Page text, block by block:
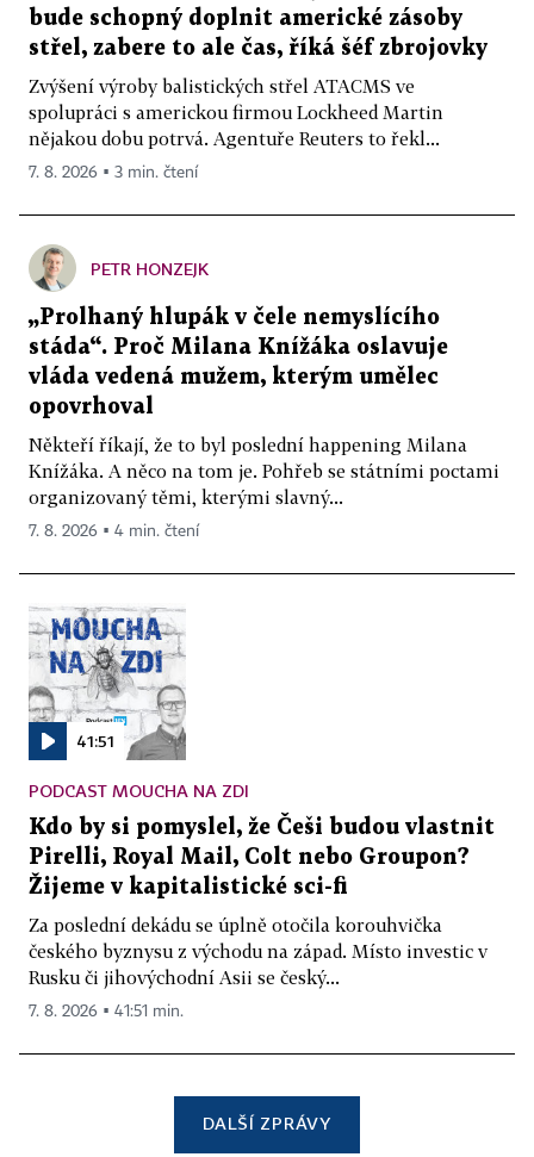
bude schopný doplnit americké zásoby
střel, zabere to ale čas, říká šéf zbrojovky
Zvýšení výroby balistických střel ATACMS ve
spolupráci s americkou firmou Lockheed Martin
nějakou dobu potrvá. Agentuře Reuters to řekl...
7. 8. 2026 ▪ 3 min. čtení
PETR HONZEJK
„Prolhaný hlupák v čele nemyslícího
stáda“. Proč Milana Knížáka oslavuje
vláda vedená mužem, kterým umělec
opovrhoval
Někteří říkají, že to byl poslední happening Milana
Knížáka. A něco na tom je. Pohřeb se státními poctami
organizovaný těmi, kterými slavný...
7. 8. 2026 ▪ 4 min. čtení
41:51
PODCAST MOUCHA NA ZDI
Kdo by si pomyslel, že Češi budou vlastnit
Pirelli, Royal Mail, Colt nebo Groupon?
Žijeme v kapitalistické sci-fi
Za poslední dekádu se úplně otočila korouhvička
českého byznysu z východu na západ. Místo investic v
Rusku či jihovýchodní Asii se český...
7. 8. 2026 ▪ 41:51 min.
DALŠÍ ZPRÁVY